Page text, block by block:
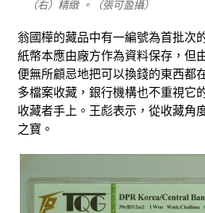
（右）精緻 。（張可盈攝）
翁國樺的藏品中有一編號為首批次
紙幣本應由廠方作為資料保存，但
便無所顧忌地把可以換錢的東西都
多檔案收藏，銀行機構也不重視它
收藏者手上。王彪表示，從收藏角
之寶。